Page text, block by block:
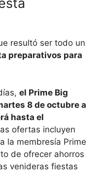
resultó ser todo un
preparativos para
el Prime Big
8 de octubre a
hasta el
ofertas incluyen
la membresía Prime
de ofrecer ahorros
venideras fiestas